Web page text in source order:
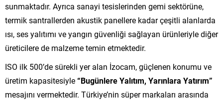
sunmaktadır. Ayrıca sanayi tesislerinden gemi sektörüne,
termik santrallerden akustik panellere kadar çeşitli alanlarda
ısı, ses yalıtımı ve yangın güvenliği sağlayan ürünleriyle diğer
üreticilere de malzeme temin etmektedir.
ISO ilk 500’de sürekli yer alan İzocam, güçlenen konumu ve
üretim kapasitesiyle“Bugünlere Yalıtım, Yarınlara Yatırım”
mesajını vermektedir. Türkiye’nin süper markaları arasında